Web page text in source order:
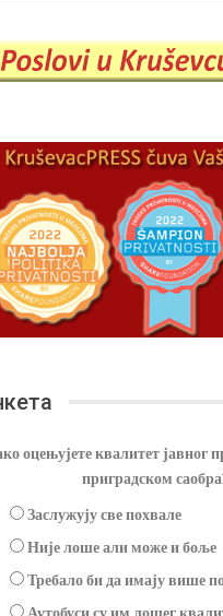
оцењујете квалитет јавног
приградском
Заслужују све похвале
Није лоше али може и боље
Требало би да имају више